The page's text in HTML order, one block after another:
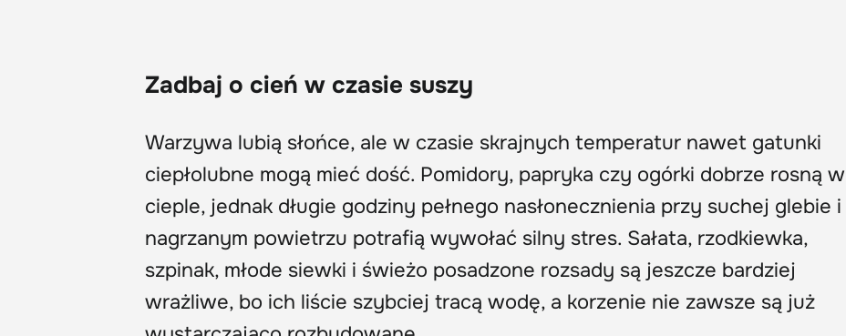
Zadbaj o cień w czasie suszy
Warzywa lubią słońce, ale w czasie skrajnych temperatur nawet gatunki
ciepłolubne mogą mieć dość. Pomidory, papryka czy ogórki dobrze rosną w
cieple, jednak długie godziny pełnego nasłonecznienia przy suchej glebie i
nagrzanym powietrzu potrafią wywołać silny stres. Sałata, rzodkiewka,
szpinak, młode siewki i świeżo posadzone rozsady są jeszcze bardziej
wrażliwe, bo ich liście szybciej tracą wodę, a korzenie nie zawsze są już